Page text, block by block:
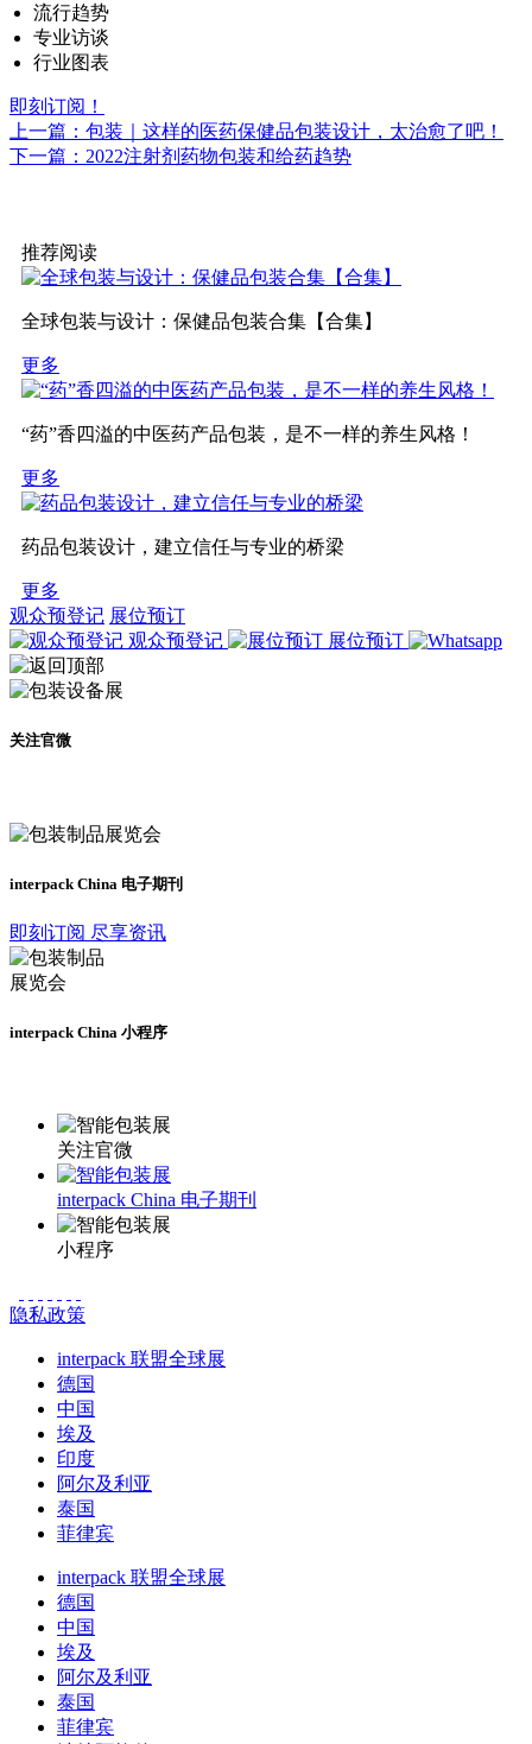
流行趋势
专业访谈
行业图表
即刻订阅！
上一篇：包装｜这样的医药保健品包装设计，太治愈了吧！
下一篇：2022注射剂药物包装和给药趋势
推荐阅读
全球包装与设计：保健品包装合集【合集】
更多
“药”香四溢的中医药产品包装，是不一样的养生风格！
更多
药品包装设计，建立信任与专业的桥梁
更多
观众预登记 展位预订
观众预登记
展位预订
关注官微
interpack China 电子期刊
即刻订阅 尽享资讯
interpack China 小程序
关注官微
interpack China 电子期刊
小程序
隐私政策
interpack 联盟全球展
德国
中国
埃及
印度
阿尔及利亚
泰国
菲律宾
interpack 联盟全球展
德国
中国
埃及
阿尔及利亚
泰国
菲律宾